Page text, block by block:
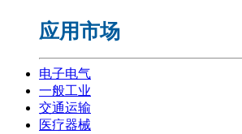
应用市场
电子电气
一般工业
交通运输
医疗器械